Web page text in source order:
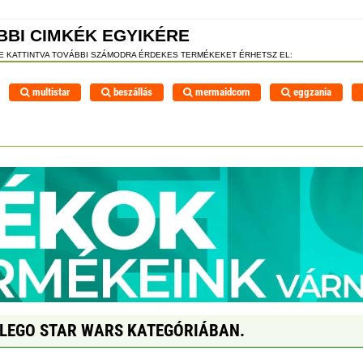
CIMKÉK EGYIKÉRE
TOVÁBBI SZÁMODRA ÉRDEKES TERMÉKEKET ÉRHETSZ EL:
multistar beszállás mermaidcorn eggzania
STAR WARS KATEGÓRIÁBAN.